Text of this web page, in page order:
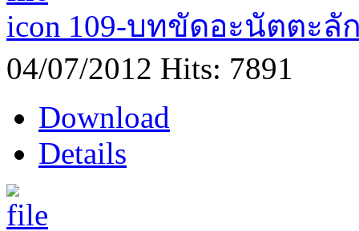
109-บทขัดอะนัตตะลั
04/07/2012 Hits: 7891
Download
Details